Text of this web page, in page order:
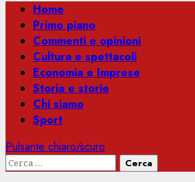
Menu
principale
Home
Primo piano
Commenti e opinioni
Cultura e spettacoli
Economia e Imprese
Storia e storie
Chi siamo
Sport
Pulsante chiaro/scuro
Ricerca